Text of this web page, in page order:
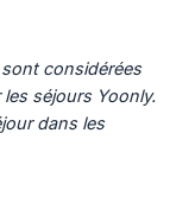
considérées
séjours Yoonly.
dans les